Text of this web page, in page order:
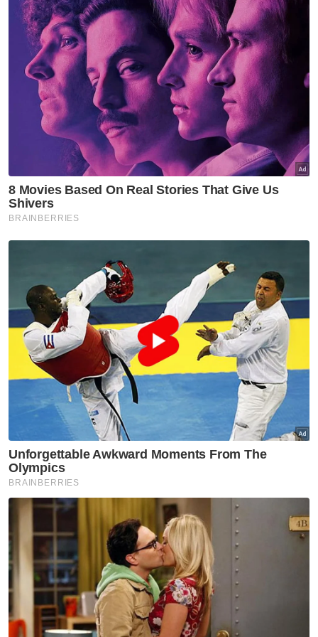
kempen ‘Mai Singgah Alor Setar Lagi’ dan
Tahun Melawat Kedah 2025.
Abdul Gafar (kiri) bertukar cenderahati dengan Abu Rizal Bakri
(kanan) sempena kunjungan konvoi 35 kereta Ferrari di Medan
Bandar pada Jumaat.
“Antara program yang dirancang ialah Santai
Anak Utara di Stadium Darul Aman pada
Sabtu serta Karnival Muzium selama empat
hari pada hujung bulan ini yang
menghimpunkan semua pegawai muzium